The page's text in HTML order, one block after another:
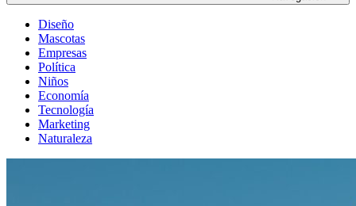
Diseño
Mascotas
Empresas
Política
Niños
Economía
Tecnología
Marketing
Naturaleza